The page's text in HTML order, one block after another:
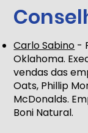
Carlo Sabino -
Oklahoma.
vendas das
Oats, Phillip
McDonalds.
Boni Natural.